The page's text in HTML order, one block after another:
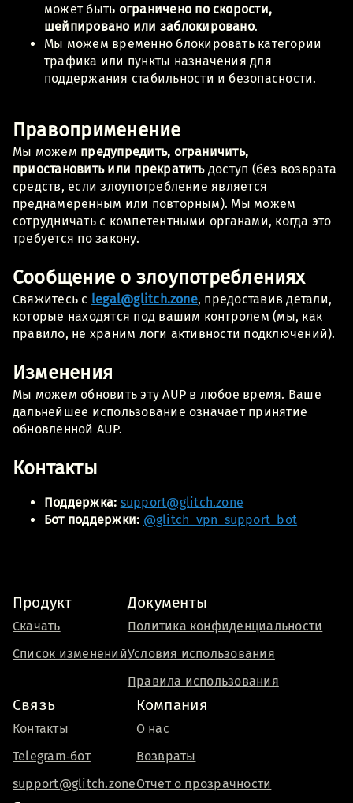
может быть ограничено по скорости,
шейпировано или заблокировано.
Мы можем временно блокировать категории
трафика или пункты назначения для
поддержания стабильности и безопасности.
Правоприменение
Мы можем предупредить, ограничить,
приостановить или прекратитьдоступ (без возврата
средств, если злоупотребление является
преднамеренным или повторным). Мы можем
сотрудничать с компетентными органами, когда это
требуется по закону.
Сообщение о злоупотреблениях
Свяжитесь с legal@glitch.zone, предоставив детали,
которые находятся под вашим контролем (мы, как
правило, не храним логи активности подключений).
Изменения
Мы можем обновить эту AUP в любое время. Ваше
дальнейшее использование означает принятие
обновленной AUP.
Контакты
Поддержка: support@glitch.zone
Бот поддержки: @glitch_vpn_support_bot
Продукт
Скачать
Список изменений
Документы
Политика конфиденциальности
Условия использования
Правила использования
Связь
Контакты
Telegram‑бот
support@glitch.zone
Компания
О нас
Возвраты
Отчет о прозрачности